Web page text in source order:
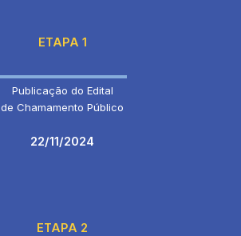
ETAPA 1
Publicação do Edital
de Chamamento Público
22/11/2024
ETAPA 2